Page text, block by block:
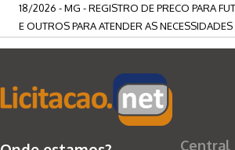
18/2026 - MG - REGISTRO DE PRECO PARA
E OUTROS PARA ATENDER AS
Central